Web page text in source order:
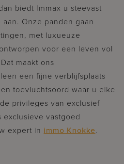
biedt Immax u steevast
Onze panden gaan
met luxueuze
voor een leven vol
maakt ons
een fijne verblijfsplaats
toevluchtsoord waar u elke
privileges van exclusief
vastgoed
expert in immo Knokke.